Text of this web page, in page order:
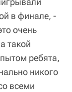
в финале, -
очень
такой
ребята,
никого
всеми